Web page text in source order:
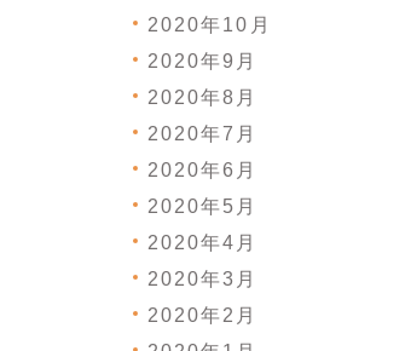
2020年10月
2020年9月
2020年8月
2020年7月
2020年6月
2020年5月
2020年4月
2020年3月
2020年2月